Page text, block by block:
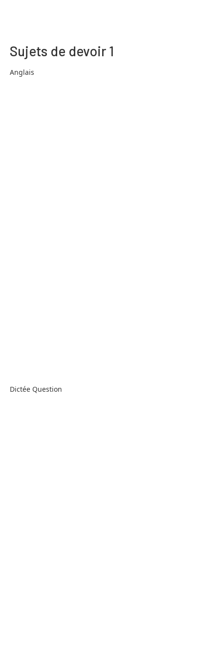
Sujets de devoir 1
Anglais
Dictée Question